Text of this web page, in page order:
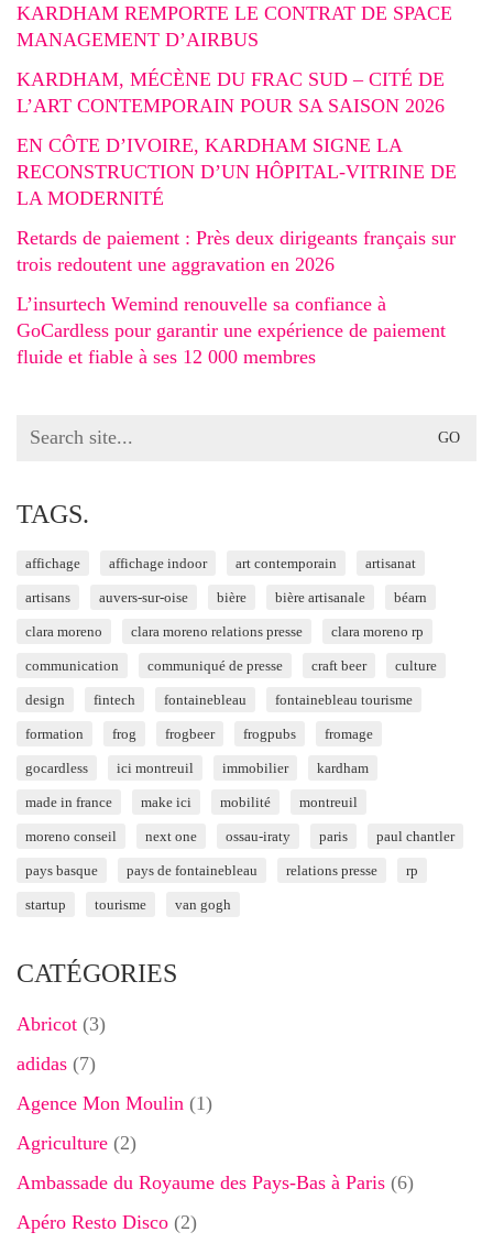
KARDHAM REMPORTE LE CONTRAT DE SPACE
MANAGEMENT D’AIRBUS
KARDHAM, MÉCÈNE DU FRAC SUD – CITÉ DE
L’ART CONTEMPORAIN POUR SA SAISON 2026
EN CÔTE D’IVOIRE, KARDHAM SIGNE LA
RECONSTRUCTION D’UN HÔPITAL-VITRINE DE
LA MODERNITÉ
Retards de paiement : Près deux dirigeants français sur
trois redoutent une aggravation en 2026
L’insurtech Wemind renouvelle sa confiance à
GoCardless pour garantir une expérience de paiement
fluide et fiable à ses 12 000 membres
Search
TAGS.
affichage affichage indoor art contemporain artisanat
artisans auvers-sur-oise bière bière artisanale béarn
clara moreno clara moreno relations presse clara moreno rp
communication communiqué de presse craft beer culture
design fintech fontainebleau fontainebleau tourisme
formation frog frogbeer frogpubs fromage
gocardless ici montreuil immobilier kardham
made in france make ici mobilité montreuil
moreno conseil next one ossau-iraty paris paul chantler
pays basque pays de fontainebleau relations presse rp
startup tourisme van gogh
CATÉGORIES
Abricot (3)
adidas (7)
Agence Mon Moulin (1)
Agriculture (2)
Ambassade du Royaume des Pays-Bas à Paris (6)
Apéro Resto Disco (2)